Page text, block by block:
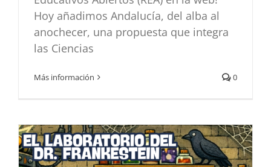
Hoy añadimos Andalucía, del alba al
anochecer, una propuesta que integra
las Ciencias
Más información 0
El Laboratorio del Dr. Frankestein